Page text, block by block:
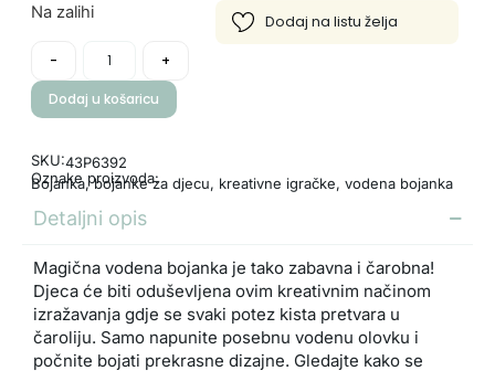
Na zalihi
- +
Dodaj u košaricu
SKU:43P6392
Oznake proizvoda:
Bojanka,bojanke za djecu, kreativne igračke, vodena bojanka
Detaljni opis
Magična vodena bojanka je tako zabavna i čarobna!
Djeca će biti oduševljena ovim kreativnim načinom
izražavanja gdje se svaki potez kista pretvara u
čaroliju. Samo napunite posebnu vodenu olovku i
počnite bojati prekrasne dizajne. Gledajte kako se